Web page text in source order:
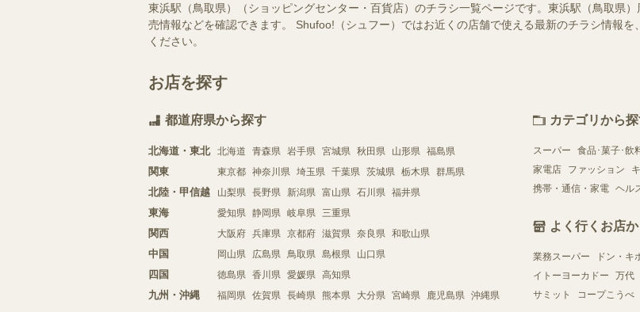
東浜駅（鳥取県）（ショッピングセンター・百貨店）のチラシ一覧ページです。東浜駅（鳥取県
売情報などを確認できます。 Shufoo!（シュフー）ではお近くの店舗で使える最新のチラシ情報
ください。
お店を探す
都道府県から探す
北海道・東北 北海道 青森県 岩手県 宮城県 秋田県 山形県 福島県
関東 東京都 神奈川県 埼玉県 千葉県 茨城県 栃木県 群馬県
北陸・甲信越 山梨県 長野県 新潟県 富山県 石川県 福井県
東海 愛知県 静岡県 岐阜県 三重県
関西 大阪府 兵庫県 京都府 滋賀県 奈良県 和歌山県
中国 岡山県 広島県 鳥取県 島根県 山口県
四国 徳島県 香川県 愛媛県 高知県
九州・沖縄 福岡県 佐賀県 長崎県 熊本県 大分県 宮崎県 鹿児島県 沖縄県
カテゴリから
スーパー 食品･菓子･飲
家電店
ファッション
携帯・通信・家電 ヘル
よく行くお店
業務スーパー ドン・キ
イトーヨーカドー
万代
サミット
コープこうべ